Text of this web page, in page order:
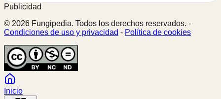
Publicidad
© 2026 Fungipedia. Todos los derechos reservados. -
Condiciones de uso y privacidad - Política de cookies
Inicio